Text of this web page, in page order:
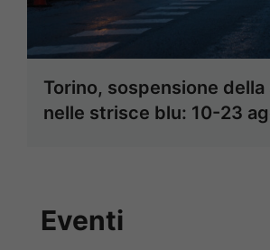
Torino, sospensione della
nelle strisce blu: 10-23
Eventi